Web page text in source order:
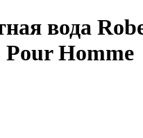
вода
Pour Homme